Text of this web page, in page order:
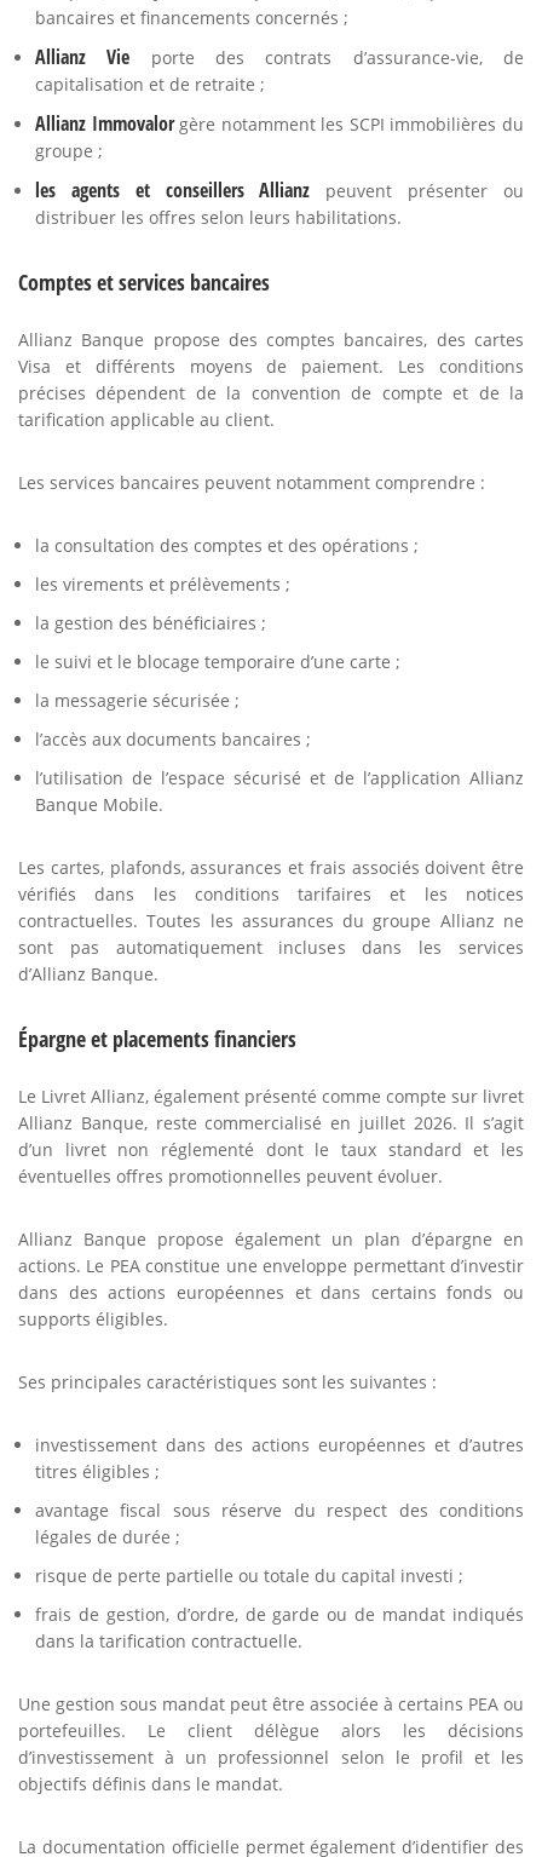
bancaires et financements concernés ;
Allianz Vie porte des contrats d’assurance-vie, de
capitalisation et de retraite ;
Allianz Immovalorgère notamment les SCPI immobilières du
groupe ;
les agents et conseillers Allianz peuvent présenter ou
distribuer les offres selon leurs habilitations.
Comptes et services bancaires
Allianz Banque propose des comptes bancaires, des cartes
Visa et différents moyens de paiement. Les conditions
précises dépendent de la convention de compte et de la
tarification applicable au client.
Les services bancaires peuvent notamment comprendre :
la consultation des comptes et des opérations ;
les virements et prélèvements ;
la gestion des bénéficiaires ;
le suivi et le blocage temporaire d’une carte ;
la messagerie sécurisée ;
l’accès aux documents bancaires ;
l’utilisation de l’espace sécurisé et de l’application Allianz
Banque Mobile.
Les cartes, plafonds, assurances et frais associés doivent être
vérifiés dans les conditions tarifaires et les notices
contractuelles. Toutes les assurances du groupe Allianz ne
sont pas automatiquement incluses dans les services
d’Allianz Banque.
Épargne et placements financiers
Le Livret Allianz, également présenté comme compte sur livret
Allianz Banque, reste commercialisé en juillet 2026. Il s’agit
d’un livret non réglementé dont le taux standard et les
éventuelles offres promotionnelles peuvent évoluer.
Allianz Banque propose également un plan d’épargne en
actions. Le PEA constitue une enveloppe permettant d’investir
dans des actions européennes et dans certains fonds ou
supports éligibles.
Ses principales caractéristiques sont les suivantes :
investissement dans des actions européennes et d’autres
titres éligibles ;
avantage fiscal sous réserve du respect des conditions
légales de durée ;
risque de perte partielle ou totale du capital investi ;
frais de gestion, d’ordre, de garde ou de mandat indiqués
dans la tarification contractuelle.
Une gestion sous mandat peut être associée à certains PEA ou
portefeuilles. Le client délègue alors les décisions
d’investissement à un professionnel selon le profil et les
objectifs définis dans le mandat.
La documentation officielle permet également d’identifier des